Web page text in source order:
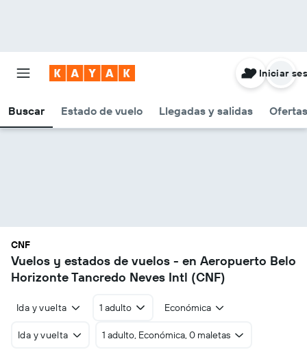
Buscar Estado de vuelo Llegadas y salidas Ofertas
Iniciar
CNF
Vuelos y estados de vuelos - en Aeropuerto Belo
Horizonte Tancredo Neves Intl (CNF)
Ida y vuelta 1 adulto Económica
Ida y vuelta 1 adulto, Económica, 0 maletas